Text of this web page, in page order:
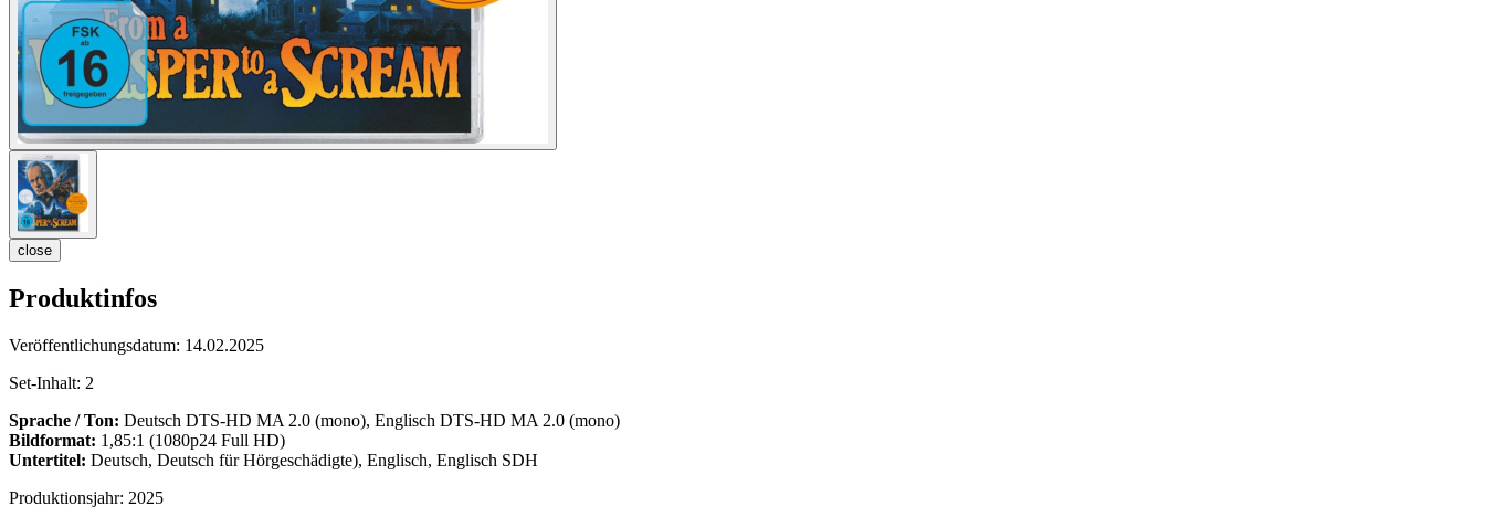
close
Produktinfos
Veröffentlichungsdatum: 14.02.2025
Set-Inhalt: 2
Sprache / Ton: Deutsch DTS-HD MA 2.0 (mono), Englisch DTS-HD MA 2.0 (mono)
Bildformat: 1,85:1 (1080p24 Full HD)
Untertitel: Deutsch, Deutsch für Hörgeschädigte), Englisch, Englisch SDH
Produktionsjahr: 2025